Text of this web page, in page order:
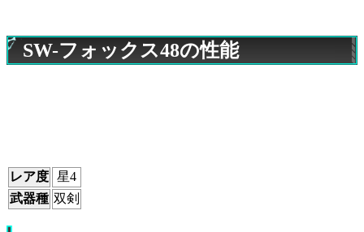
SW-フォックス48の性能
レア度 星4
武器種 双剣